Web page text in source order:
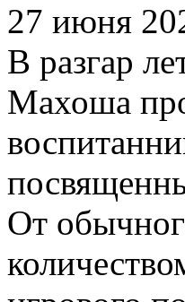
27 июня
В разгар
Махоша
От